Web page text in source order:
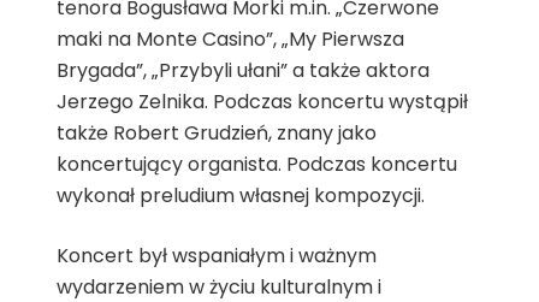
tenora Bogusława Morki m.in. „Czerwone
maki na Monte Casino”, „My Pierwsza
Brygada”, „Przybyli ułani” a także aktora
Jerzego Zelnika. Podczas koncertu wystąpił
także Robert Grudzień, znany jako
koncertujący organista. Podczas koncertu
wykonał preludium własnej kompozycji.
Koncert był wspaniałym i ważnym
wydarzeniem w życiu kulturalnym i